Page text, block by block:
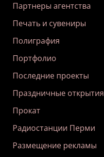
Партнеры агентства
Печать и сувениры
Полиграфия
Портфолио
Последние проекты
Праздничные открытия
Прокат
Радиостанции Перми
Размещение рекламы